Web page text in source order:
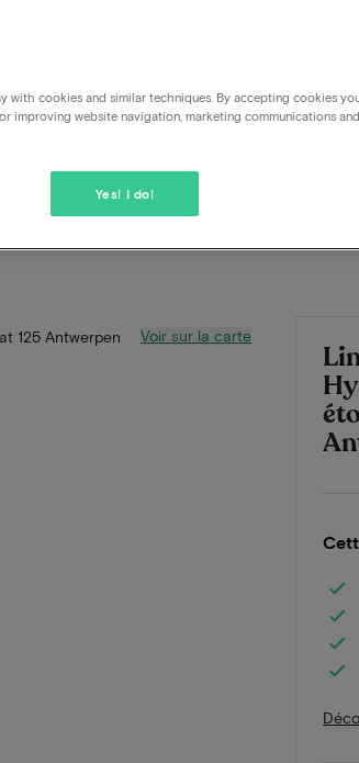
125 Antwerpen Voir sur la carte
with cookies and similar techniques. By accepting cookies
improving website navigation, marketing communications and
Yes! I do!